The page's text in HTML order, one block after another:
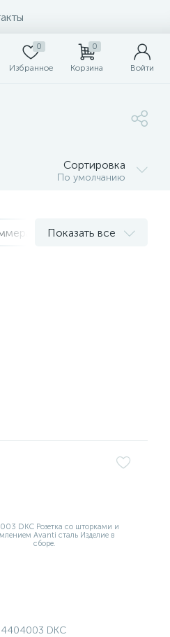
0
Избранное
0
Корзина Войти
Сортировка
По умолчанию
DKC Avanti
Показать все
4404003 DKC